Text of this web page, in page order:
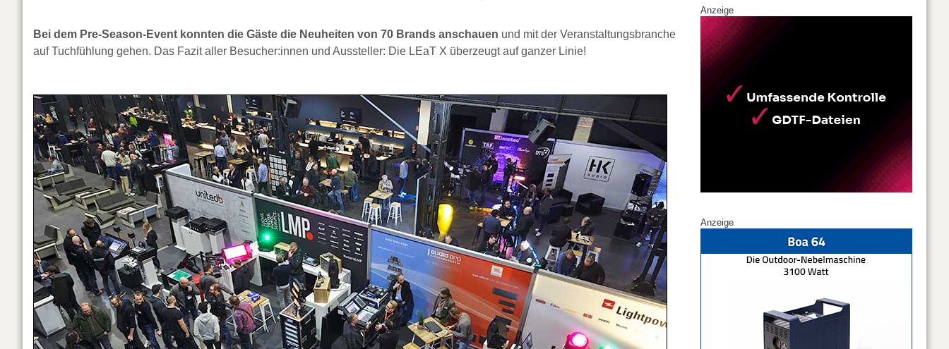
Bei dem Pre-Season-Event konnten die Gäste die Neuheiten von 70 Brands anschauen und mit der Veranstaltungsbranche
auf Tuchfühlung gehen. Das Fazit aller Besucher:innen und Aussteller: Die LEaT X überzeugt auf ganzer Linie!
Anzeige
Anzeige